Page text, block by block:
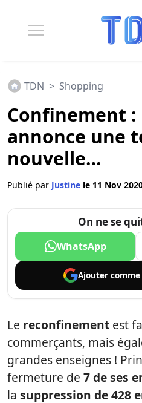
TDN > Shopping
Confinement
annonce une
nouvelle…
Publié par Justine le 11 Nov
On ne se
WhatsApp
Ajouter comme
Le reconfinement est
commerçants, mais
grandes enseignes !
fermeture de 7 de ses
la suppression de 428